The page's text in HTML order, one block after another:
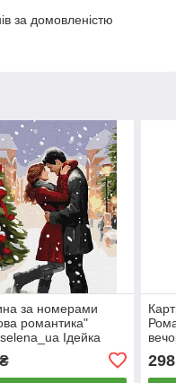
за домовленістю
за номерами
романтика"
Ідейка
298